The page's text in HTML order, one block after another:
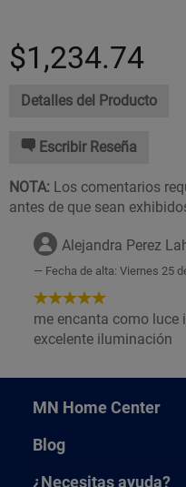
$1,234.74
Detalles del Producto
Escribir Reseña
NOTA: Los comentarios
antes de que sean
Alejandra Perez
Fecha de alta: Viernes 25
5
de
5
me encanta como luce
excelente iluminación
MN Home Center
Blog
¿Necesitas ayuda?